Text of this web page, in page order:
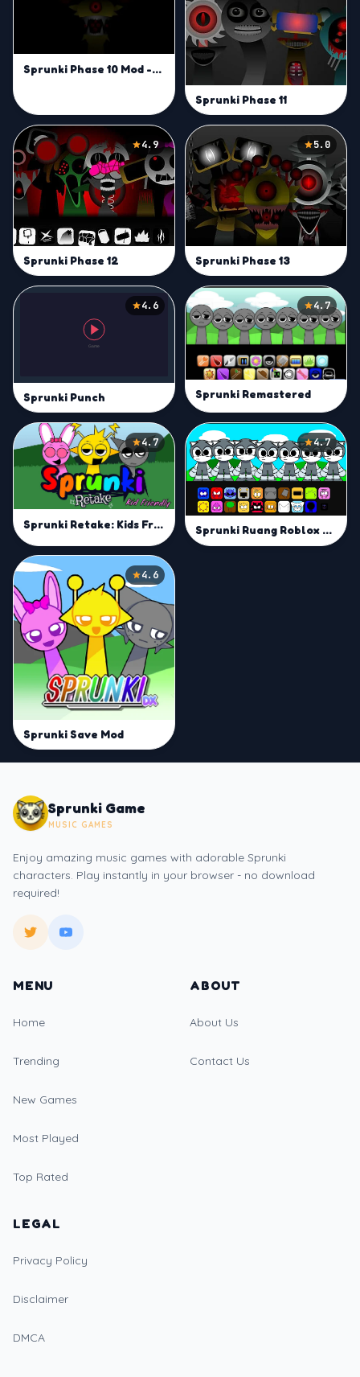
Sprunki Phase 10 Mod -Play on Sprunki Incredibox Game
Sprunki Phase 11
4.9
Sprunki Phase 12
5.0
Sprunki Phase 13
4.6
Sprunki Punch
4.7
Sprunki Remastered
4.7
Sprunki Retake: Kids Friendly
4.7
Sprunki Ruang Roblox Animation
4.6
Sprunki Save Mod
Sprunki Game
MUSIC GAMES
Enjoy amazing music games with adorable Sprunki
characters. Play instantly in your browser - no download
required!
MENU
Home
Trending
New Games
Most Played
Top Rated
ABOUT
About Us
Contact Us
LEGAL
Privacy Policy
Disclaimer
DMCA